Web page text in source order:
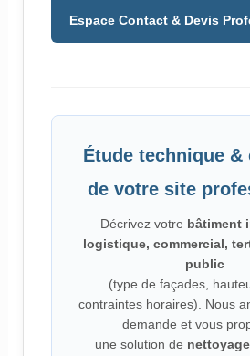
Espace Contact & Devis
Étude technique &
de votre site
Décrivez votre bâtiment
logistique, commercial,
public
(type de façades,
contraintes horaires). Nous
demande et vous
une solution de